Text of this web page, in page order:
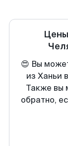
😍 Вы
из Ханьи
Также вы
обратно,